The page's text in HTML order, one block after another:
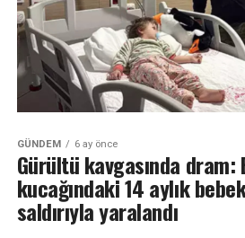
GÜNDEM 6 ay önce
Gürültü kavgasında dram:
kucağındaki 14 aylık
saldırıyla yaralandı